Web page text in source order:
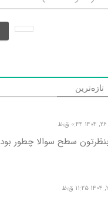
تازه‌ترین
سطح سوالا چطور بود